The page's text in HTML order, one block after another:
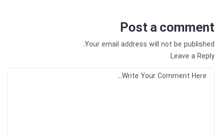
Post a comment
Your email address will not be published.
Leave a Reply